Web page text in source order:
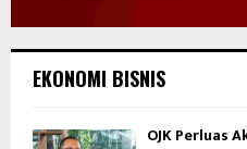
EKONOMI BISNIS
OJK Perluas